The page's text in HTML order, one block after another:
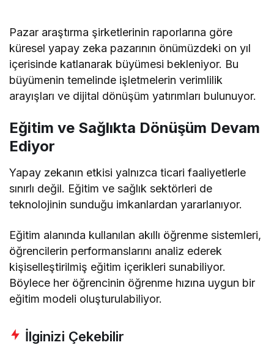
Pazar araştırma şirketlerinin raporlarına göre
küresel yapay zeka pazarının önümüzdeki on yıl
içerisinde katlanarak büyümesi bekleniyor. Bu
büyümenin temelinde işletmelerin verimlilik
arayışları ve dijital dönüşüm yatırımları bulunuyor.
Eğitim ve Sağlıkta Dönüşüm Devam
Ediyor
Yapay zekanın etkisi yalnızca ticari faaliyetlerle
sınırlı değil. Eğitim ve sağlık sektörleri de
teknolojinin sunduğu imkanlardan yararlanıyor.
Eğitim alanında kullanılan akıllı öğrenme sistemleri,
öğrencilerin performanslarını analiz ederek
kişiselleştirilmiş eğitim içerikleri sunabiliyor.
Böylece her öğrencinin öğrenme hızına uygun bir
eğitim modeli oluşturulabiliyor.
İlginizi Çekebilir